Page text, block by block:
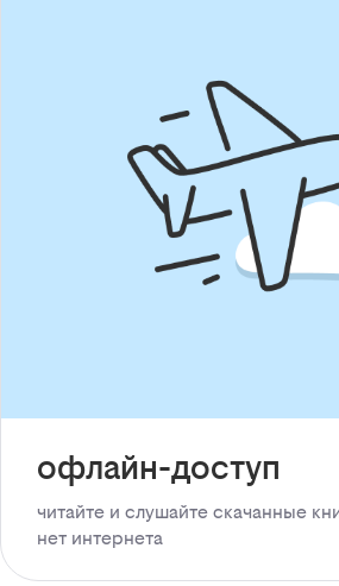
офлайн-доступ
читайте и слушайте скачанные
нет интернета